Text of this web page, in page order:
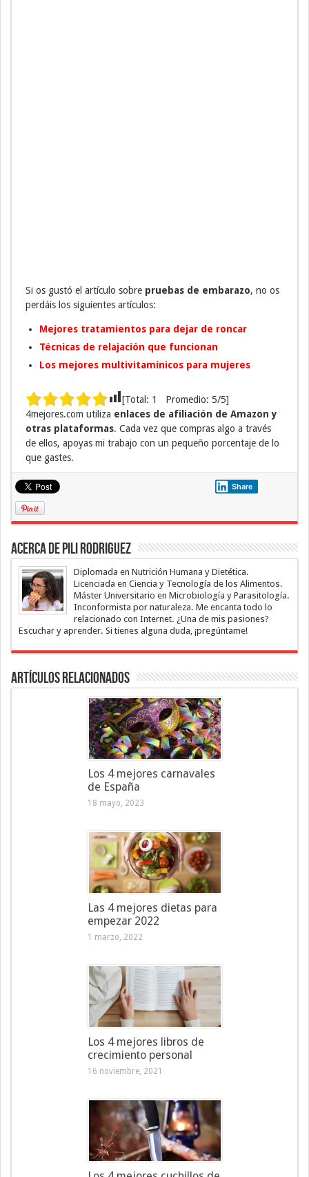
Si os gustó el artículo sobre pruebas de embarazo, no os
perdáis los siguientes artículos:
Mejores tratamientos para dejar de roncar
Técnicas de relajación que funcionan
Los mejores multivitamínicos para mujeres
[Total: 1 Promedio: 5/5]
4mejores.com utiliza enlaces de afiliación de Amazon y
otras plataformas. Cada vez que compras algo a través
de ellos, apoyas mi trabajo con un pequeño porcentaje de lo
que gastes.
Share
Acerca de Pili Rodriguez
Diplomada en Nutrición Humana y Dietética.
Licenciada en Ciencia y Tecnología de los Alimentos.
Máster Universitario en Microbiología y Parasitología.
Inconformista por naturaleza. Me encanta todo lo
relacionado con Internet. ¿Una de mis pasiones?
Escuchar y aprender. Si tienes alguna duda, ¡pregúntame!
Artículos Relacionados
Los 4 mejores carnavales
de España
18 mayo, 2023
Las 4 mejores dietas para
empezar 2022
1 marzo, 2022
Los 4 mejores libros de
crecimiento personal
16 noviembre, 2021